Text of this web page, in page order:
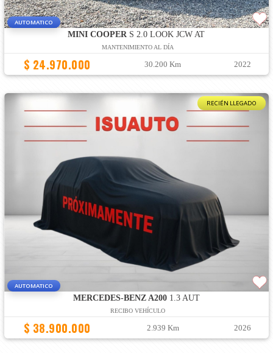
AUTOMATICO
MINI COOPER S 2.0 LOOK JCW AT
MANTENIMIENTO AL DÍA
$ 24.970.000 30.200 Km 2022
RECIÉN LLEGADO
AUTOMATICO
MERCEDES-BENZ A2001.3 AUT
RECIBO VEHÍCULO
$ 38.900.000 2.939 Km 2026